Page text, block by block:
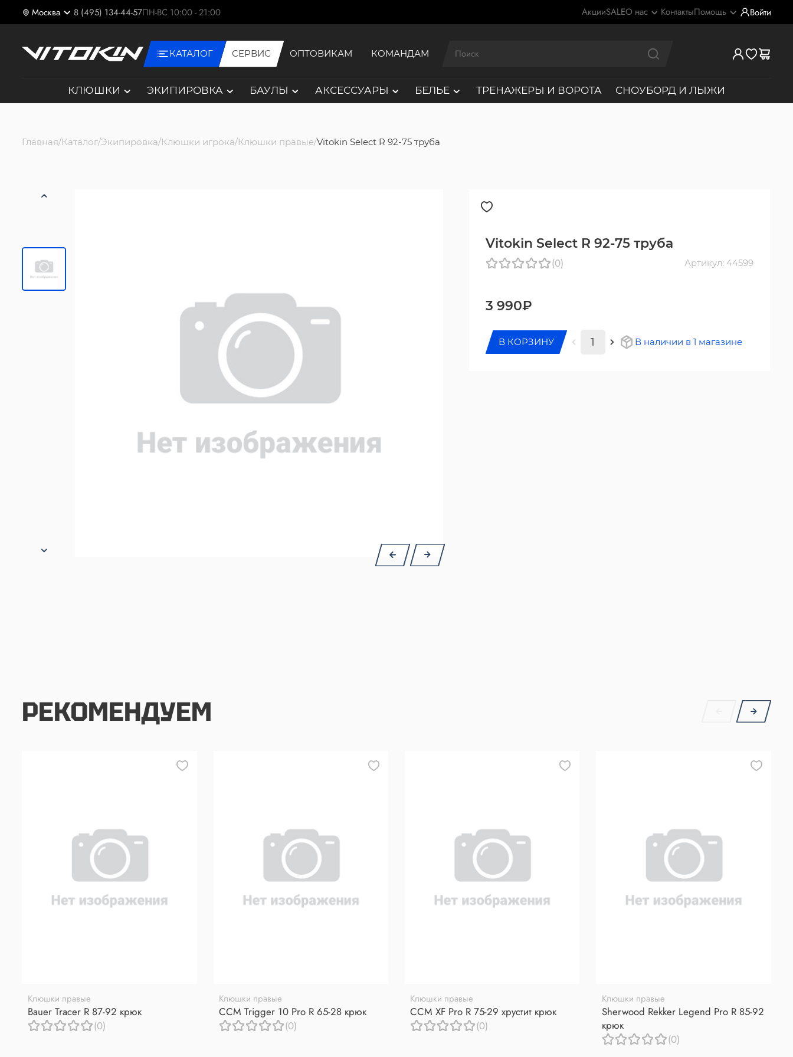
Москва 8 (495) 134-44-57ПН-ВС 10:00 - 21:00 АкцииSALEО нас КонтактыПомощь Войти
КАТАЛОГ СЕРВИС ОПТОВИКАМ КОМАНДАМ
КЛЮШКИ ЭКИПИРОВКА БАУЛЫ АКСЕССУАРЫ БЕЛЬЕ ТРЕНАЖЕРЫ И ВОРОТА СНОУБОРД И ЛЫЖИ
Главная Каталог Экипировка Клюшки игрока Клюшки правые Vitokin Select R 92-75 труба
Vitokin Select R 92-75 труба
(0) Артикул: 44599
3 990₽
В КОРЗИНУ В наличии в 1 магазине
РЕКОМЕНДУЕМ
Клюшки правые
Bauer Tracer R 87-92 крюк
(0)
Клюшки правые
CCM Trigger 10 Pro R 65-28 крюк
(0)
Клюшки правые
CCM XF Pro R 75-29 хрустит крюк
(0)
Клюшки правые
Sherwood Rekker Legend Pro R 85-92
крюк
(0)